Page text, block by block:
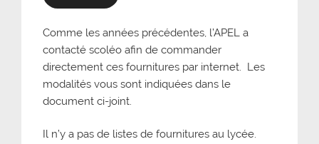
Comme les années précédentes, l’APEL a
contacté scoléo afin de commander
directement ces fournitures par internet. Les
modalités vous sont indiquées dans le
document ci-joint.
Il n’y a pas de listes de fournitures au lycée.